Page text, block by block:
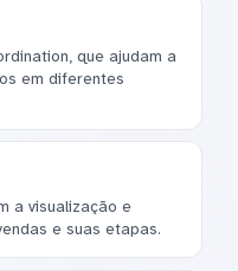
que ajudam a
em diferentes
a visualização e
e suas etapas.